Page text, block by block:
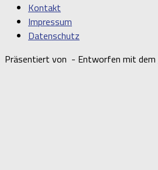
Kontakt
Impressum
Datenschutz
Präsentiert von - Entworfen mit dem